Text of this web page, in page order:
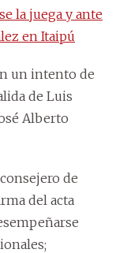
la juega y ante
en Itaipú
un intento de
de Luis
Alberto
de
del acta